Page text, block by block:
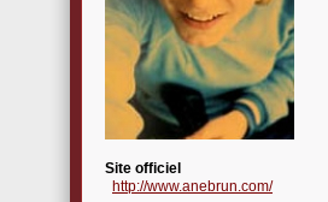
Site officiel
http://www.anebrun.com/